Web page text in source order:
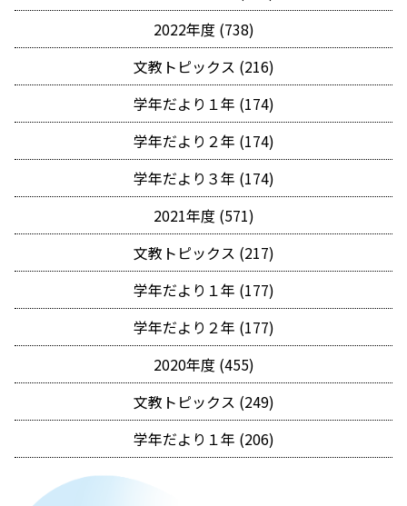
2022年度 (738)
文教トピックス (216)
学年だより１年 (174)
学年だより２年 (174)
学年だより３年 (174)
2021年度 (571)
文教トピックス (217)
学年だより１年 (177)
学年だより２年 (177)
2020年度 (455)
文教トピックス (249)
学年だより１年 (206)